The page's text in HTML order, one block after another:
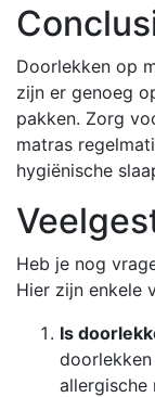
Doorlekken op
zijn er genoeg
pakken. Zorg
matras
hygiënische
Heb je nog
Hier zijn enkele
Is
allergische